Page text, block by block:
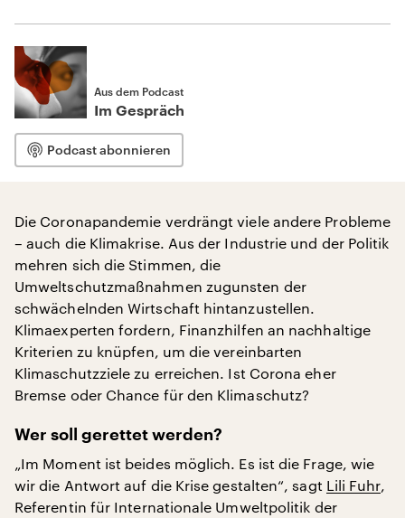
Aus dem Podcast
Im Gespräch
Podcast abonnieren
Die Coronapandemie verdrängt viele andere Probleme
– auch die Klimakrise. Aus der Industrie und der Politik
mehren sich die Stimmen, die
Umweltschutzmaßnahmen zugunsten der
schwächelnden Wirtschaft hintanzustellen.
Klimaexperten fordern, Finanzhilfen an nachhaltige
Kriterien zu knüpfen, um die vereinbarten
Klimaschutzziele zu erreichen. Ist Corona eher
Bremse oder Chance für den Klimaschutz?
Wer soll gerettet werden?
„Im Moment ist beides möglich. Es ist die Frage, wie
wir die Antwort auf die Krise gestalten“, sagt Lili Fuhr,
Referentin für Internationale Umweltpolitik der